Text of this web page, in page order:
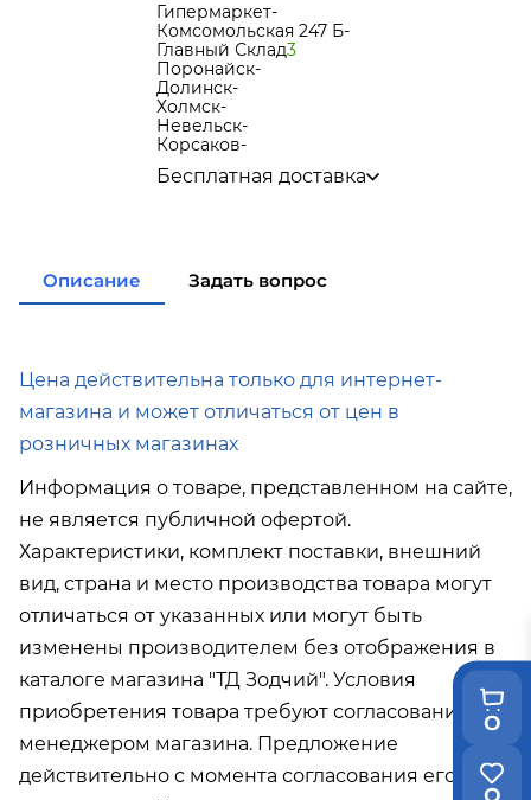
0
0
Гипермаркет-
Комсомольская 247 Б-
Главный Склад3
Поронайск-
Долинск-
Холмск-
Невельск-
Корсаков-
Бесплатная доставка
от 35 000р
в город Поронайск при покупке
Описание Задать вопрос
Цена действительна только для интернет-
магазина и может отличаться от цен в
розничных магазинах
Информация о товаре, представленном на сайте,
не является публичной офертой.
Характеристики, комплект поставки, внешний
вид, страна и место производства товара могут
отличаться от указанных или могут быть
изменены производителем без отображения в
каталоге магазина "ТД Зодчий". Условия
приобретения товара требуют согласования с
менеджером магазина. Предложение
действительно с момента согласования его с